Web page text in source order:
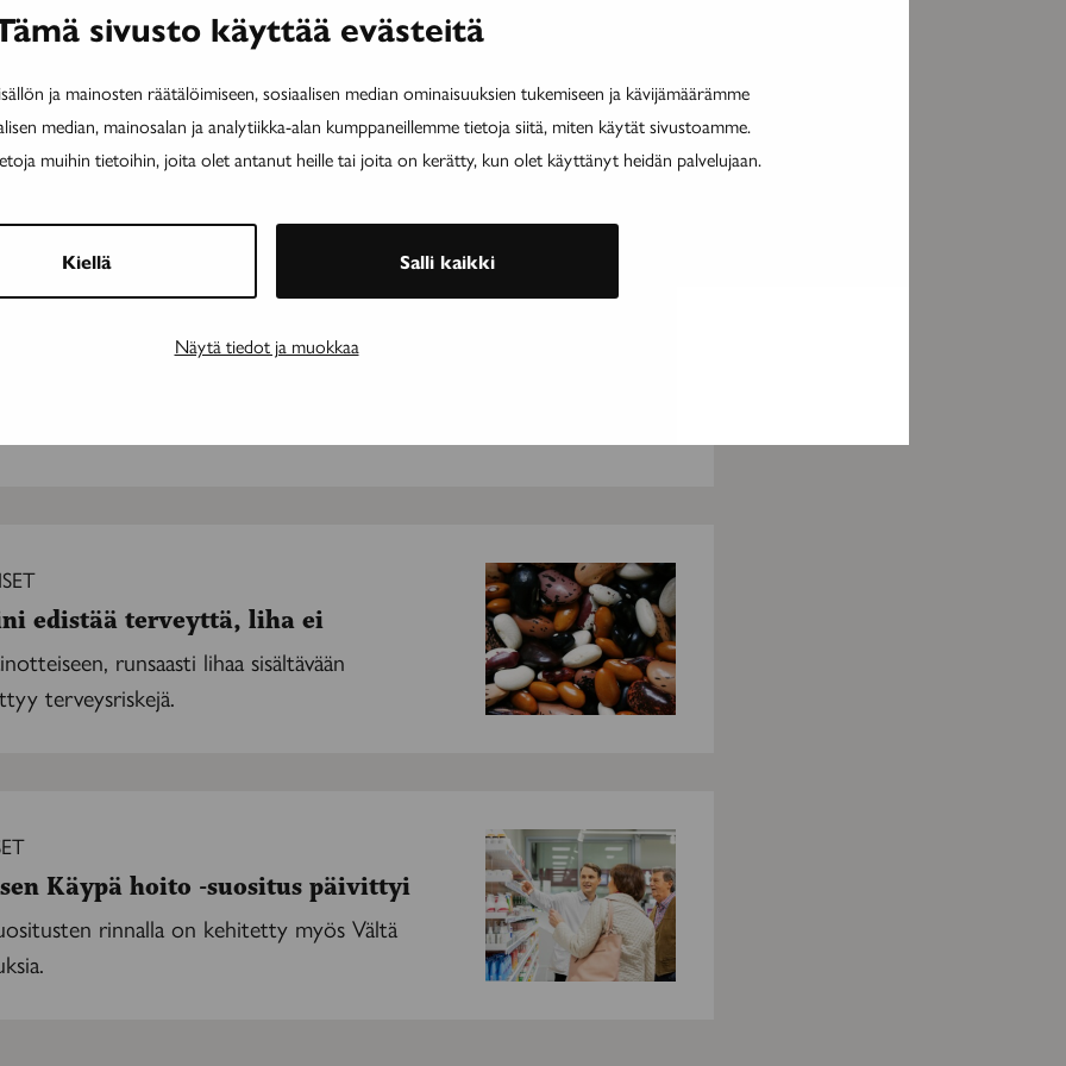
sivusto käyttää evästeitä
ja mainosten räätälöimiseen, sosiaalisen median ominaisuuksien tukemiseen ja kävijämäärämme
median, mainosalan ja analytiikka-alan kumppaneillemme tietoja siitä, miten käytät sivustoamme.
muihin tietoihin, joita olet antanut heille tai joita on kerätty, kun olet käyttänyt heidän palvelujaan.
Kiellä Salli kaikki
Näytä tiedot ja muokkaa
käynnin Kela-korvaus liki
pyritään purkamaan terveydenhuollon
edistää terveyttä, liha ei
runsaasti lihaa sisältävään
terveysriskejä.
Käypä hoito -suositus päivittyi
rinnalla on kehitetty myös Vältä